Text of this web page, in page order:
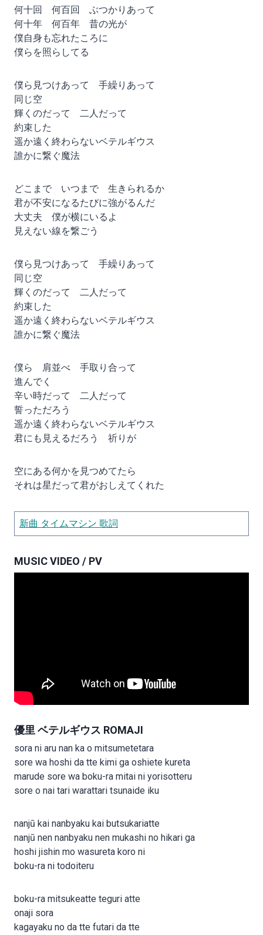
何十回 何百回 ぶつかりあって
何十年 何百年 昔の光が
僕自身も忘れたころに
僕らを照らしてる
僕ら見つけあって 手繰りあって
同じ空
輝くのだって 二人だって
約束した
遥か遠く終わらないベテルギウス
誰かに繋ぐ魔法
どこまで いつまで 生きられるか
君が不安になるたびに強がるんだ
大丈夫 僕が横にいるよ
見えない線を繋ごう
僕ら見つけあって 手繰りあって
同じ空
輝くのだって 二人だって
約束した
遥か遠く終わらないベテルギウス
誰かに繋ぐ魔法
僕ら 肩並べ 手取り合って
進んでく
辛い時だって 二人だって
誓っただろう
遥か遠く終わらないベテルギウス
君にも見えるだろう 祈りが
空にある何かを見つめてたら
それは星だって君がおしえてくれた
新曲 タイムマシン 歌詞
MUSIC VIDEO / PV
優里 ベテルギウス ROMAJI
sora ni aru nan ka o mitsumetetara
sore wa hoshi da tte kimi ga oshiete kureta
marude sore wa boku-ra mitai ni yorisotteru
sore o nai tari warattari tsunaide iku
nanjū kai nanbyaku kai butsukariatte
nanjū nen nanbyaku nen mukashi no hikari ga
hoshi jishin mo wasureta koro ni
boku-ra ni todoiteru
boku-ra mitsukeatte teguri atte
onaji sora
kagayaku no da tte futari da tte